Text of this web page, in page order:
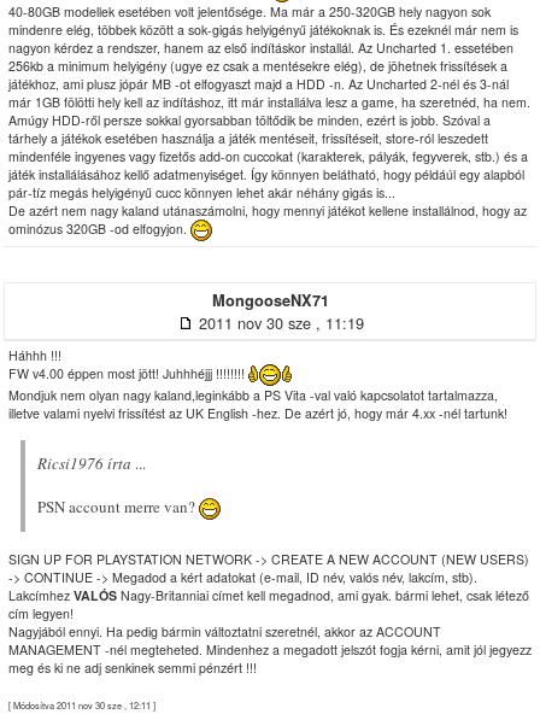
40-80GB modellek esetében volt jelentősége. Ma már a 250-320GB hely nagyon sok
mindenre elég, többek között a sok-gigás helyigényű játékoknak is. És ezeknél már nem is
nagyon kérdez a rendszer, hanem az első indításkor installál. Az Uncharted 1. essetében
256kb a minimum helyigény (ugye ez csak a mentésekre elég), de jöhetnek frissítések a
játékhoz, ami plusz jópár MB -ot elfogyaszt majd a HDD -n. Az Uncharted 2-nél és 3-nál
már 1GB fölötti hely kell az indításhoz, itt már installálva lesz a game, ha szeretnéd, ha nem.
Amúgy HDD-ről persze sokkal gyorsabban töltődik be minden, ezért is jobb. Szóval a
tárhely a játékok esetében használja a játék mentéseit, frissítéseit, store-ról leszedett
mindenféle ingyenes vagy fizetős add-on cuccokat (karakterek, pályák, fegyverek, stb.) és a
játék installálásához kellő adatmenyiséget. Így könnyen belátható, hogy példáúl egy alapból
pár-tíz megás helyigényű cucc könnyen lehet akár néhány gigás is...
De azért nem nagy kaland utánaszámolni, hogy mennyi játékot kellene installálnod, hogy az
ominózus 320GB -od elfogyjon.
MongooseNX71
2011 nov 30 sze , 11:19
Háhhh !!!
FW v4.00 éppen most jött! Juhhhéjjj !!!!!!!!
Mondjuk nem olyan nagy kaland,leginkább a PS Vita -val való kapcsolatot tartalmazza,
illetve valami nyelvi frissítést az UK English -hez. De azért jó, hogy már 4.xx -nél tartunk!
Ricsi1976 írta ...
PSN account merre van?
SIGN UP FOR PLAYSTATION NETWORK -> CREATE A NEW ACCOUNT (NEW USERS)
-> CONTINUE -> Megadod a kért adatokat (e-mail, ID név, valós név, lakcím, stb).
Lakcímhez VALÓS Nagy-Britanniai címet kell megadnod, ami gyak. bármi lehet, csak létező
cím legyen!
Nagyjából ennyi. Ha pedig bármin változtatni szeretnél, akkor az ACCOUNT
MANAGEMENT -nél megteheted. Mindenhez a megadott jelszót fogja kérni, amit jól jegyezz
meg és ki ne adj senkinek semmi pénzért !!!
[ Módosítva 2011 nov 30 sze , 12:11 ]